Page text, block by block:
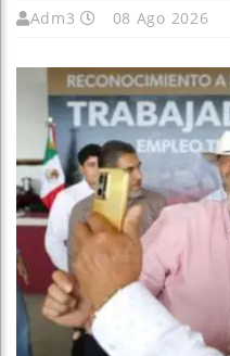
Adm3 08 Ago 2026